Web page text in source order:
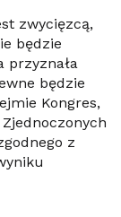
zwycięzcą,
będzie
przyznała
będzie
Kongres,
z